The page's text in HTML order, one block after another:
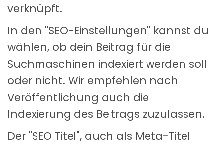
verknüpft.
In den "SEO-Einstellungen" kannst du
wählen, ob dein Beitrag für die
Suchmaschinen indexiert werden soll
oder nicht. Wir empfehlen nach
Veröffentlichung auch die
Indexierung des Beitrags zuzulassen.
Der "SEO Titel", auch als Meta-Titel